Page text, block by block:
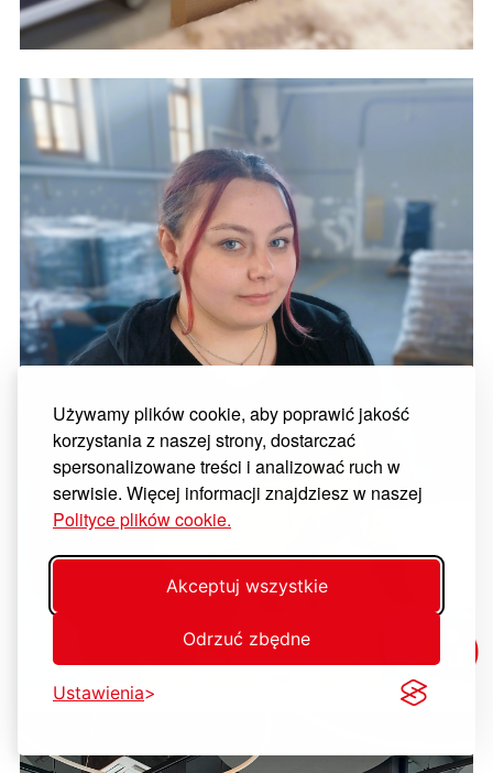
Używamy plików cookie, aby poprawić jakość
korzystania z naszej strony, dostarczać
spersonalizowane treści i analizować ruch w
serwisie. Więcej informacji znajdziesz w naszej
Polityce plików cookie.
Akceptuj wszystkie
Odrzuć zbędne
Ustawienia